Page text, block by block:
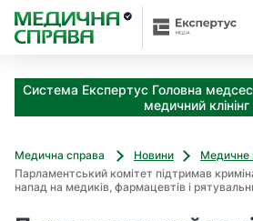
Система Експертус Головна
медичний
Медична справа Новини
Медичне
Парламентський комітет підтримав
напад на медиків, фармацевтів і
З
а
к
з
о
д